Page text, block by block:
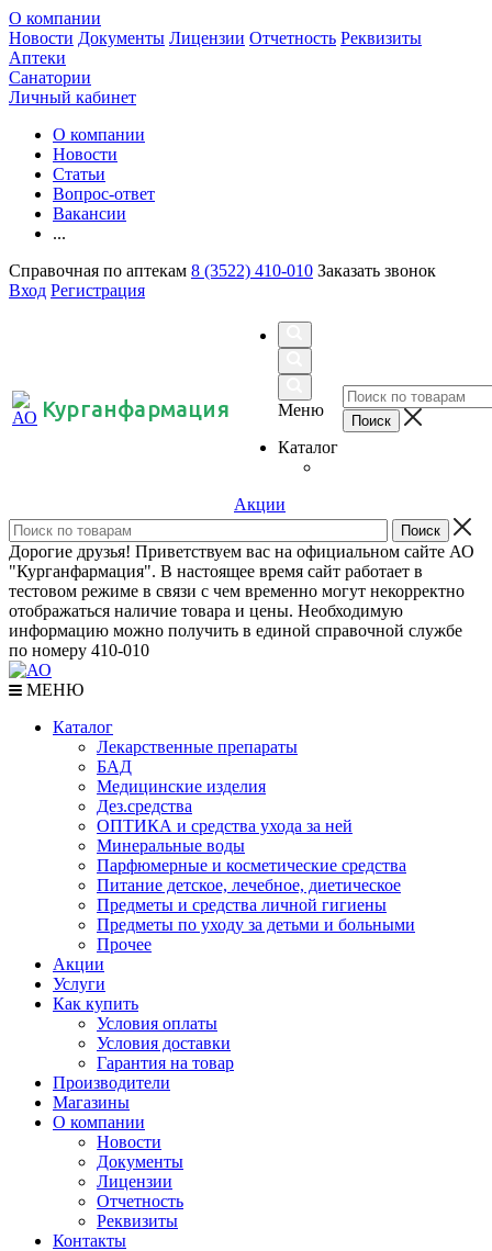
О компании
Новости Документы Лицензии Отчетность Реквизиты
Аптеки
Санатории
Личный кабинет
О компании
Новости
Статьи
Вопрос-ответ
Вакансии
...
Справочная по аптекам 8 (3522) 410-010 Заказать звонок
Вход Регистрация
Курганфармация
Меню
Каталог
Акции
Дорогие друзья! Приветствуем вас на официальном сайте АО
"Курганфармация". В настоящее время сайт работает в
тестовом режиме в связи с чем временно могут некорректно
отображаться наличие товара и цены. Необходимую
информацию можно получить в единой справочной службе
по номеру 410-010
МЕНЮ
Каталог
Лекарственные препараты
БАД
Медицинские изделия
Дез.средства
ОПТИКА и средства ухода за ней
Минеральные воды
Парфюмерные и косметические средства
Питание детское, лечебное, диетическое
Предметы и средства личной гигиены
Предметы по уходу за детьми и больными
Прочее
Акции
Услуги
Как купить
Условия оплаты
Условия доставки
Гарантия на товар
Производители
Магазины
О компании
Новости
Документы
Лицензии
Отчетность
Реквизиты
Контакты